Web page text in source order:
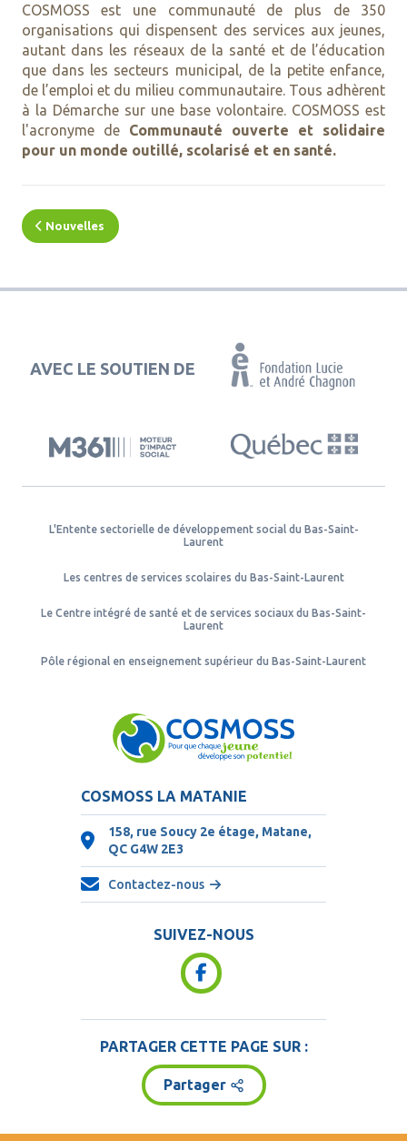
COSMOSS est une communauté de plus de 350
organisations qui dispensent des services aux jeunes,
autant dans les réseaux de la santé et de l’éducation
que dans les secteurs municipal, de la petite enfance,
de l’emploi et du milieu communautaire. Tous adhèrent
à la Démarche sur une base volontaire. COSMOSS est
l'acronyme de Communauté ouverte et solidaire
pour un monde outillé, scolarisé et en santé.
Nouvelles
AVEC LE SOUTIEN DE
L'Entente sectorielle de développement social du Bas-Saint-
Laurent
Les centres de services scolaires du Bas-Saint-Laurent
Le Centre intégré de santé et de services sociaux du Bas-Saint-
Laurent
Pôle régional en enseignement supérieur du Bas-Saint-Laurent
COSMOSS LA MATANIE
158, rue Soucy 2e étage, Matane,
QC G4W 2E3
Contactez-nous
SUIVEZ-NOUS
PARTAGER CETTE PAGE SUR :
Partager